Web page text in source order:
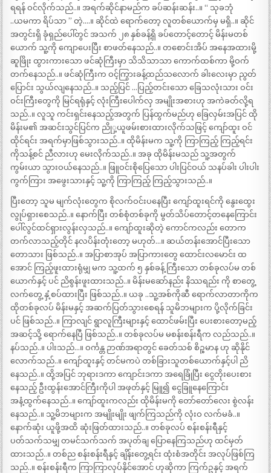
ရရန် ဝင်လိုက်သည်..။ အရက်ဆိုင်နာမည်က ခပ်ဆန်းဆန်း..။ “ သုခဘုံ
..ယမကာ ရိပ်သာ ” တဲ့….။ ဆိုင်ထဲ ရောက်တော့ လူတစ်ယောက်မှ မရှိ..။ ဆိုင်
အတွင်းရှိ ခုံရှည်ပေါ်တွင် အသက် ၂၈ နှစ်ခန့်ရှိ ခပ်တောင့်တောင့် မိန်းမတစ်
ယောက် သူ့ကို ကျောပေးပြီး စာဖတ်နေသည်..။ တစောင်းအိပ် အနေအထားမို့
ဆူဖြိုး ထွားကားသော ဖင်ဆုံကြီးမှာ သိသိသာသာ ကောက်ထစ်ကာ မို့ဝက်
တက်နေသည်..။ ဖင်ဆုံကြီးက ဝင့်ကြွားခန့်ထည်သလောက် ခါးလေးမှာ ညွတ်
ပြောင်း သွယ်လျနေသည်..။ သည့်ပြင် …ပြည့်တင်းသော ခြေသလုံးသား ဝင်း
ဝင်းကြီးတွေကို မြင်ရရုံနှင့် လုံးကြီးပေါက်လှ အမျိုးအစားဟု အကဲခတ်လို့ရ
သည်..။ လူသူ ကင်းရှင်းနေသည့်အတွက် ပြန်ထွက်မည်ဟု ခြေလှမ်းအပြင် ထို
မိန်းမ၏ အဆင်းသွင်ပြင်က ညိုှ့ယူဖမ်းစားထားလိုက်သဖြင့် ကျော်ထူး ဝင်
ထိုင်ရင်း အရက်မှာဖြစ်သွားသည်..။ ထိုမိန်းမက သူ့ကို ကြာကြည့် ကြည့်ရင်း
ကိုသန့်စင် ညီလားဟု မေးလိုက်သည်..။ အခု ထိုမိန်းမသည် သူ့အတွက်
ကွမ်းယာ သွားဝယ်နေသည်..။ ဖြူဝင်းစိုပြေသော ပါးပြင်ဝယ် သနပ်ခါး ပါးပါး
ကွက်ကြား အဖွေးသားနှင့် သူ့ကို ကြာကြည့် ကြည့်သွားသည်..။
ပြီးတော့ သူမ မျက်လုံးတွေက စိုလက်ဝင်းပနေပြီး ကျော်ထူးရင်ကို နွေးထွေး
လွုပ်ရှားစေသည်..။ နောက်ပြီး တစ်စုံတစ်ခုကို မွတ်သိပ်တောင့်တနေကြောင်း
ပေါ်လွင်ထင်ရှားလွန်းလှသည်..။ ကျော်ထူးဆိုတဲ့ ကောင်ကလည်း တောက
တက်လာသည့်တိုင် နလပိန်းတုံးတော့ မဟုတ်…။ ဆယ်တန်းအောင်ပြီးသော
တောသား ဖြစ်သည်..။ အပြာစာအုပ် အပြာကားတွေ ထောင်းလမောင်း ထ
အောင် ကြည့်ဖူးထားရုံမျှ မက သူ့ထက် ၅ နှစ်ခန့် ကြီးသော တစ်ခုလပ်မ တစ်
ယောက်နှင့် ပင် ညိစွန်းဖူးထားသည်..။ မိန်းမဆော်နည်း နိဿရည်း ကို စာတွေ့
လက်တွေ့ နှံ့စပ်ထားပြီး ဖြစ်သည်..။ ယခု ..သူ့အစ်ကိုဆီ ရောက်လာတာကိုက
ထိုတစ်ခုလပ် မိန်းမနှင့် အဆက်ပြတ်သွားစေရန် သူမိဘများက ပို့လိုက်ခြင်း
ပင် ဖြစ်သည်..။ ကြာလျင် ရွာလူကြီးများနှင့် ထောင်ဖမ်းပြီး ပေးစားတော့မည့်
အဆင့်သို့ ရောက်နေပြီ ဖြစ်သည်..။ တစ်ခုလပ်မ မစန်းစန်းရီက လည်သည်..။
နပ်သည်..။ ပါးသည်…။ ဝင်္ကန္တ ဉာဏ်အရာတွင် ခေတ်သစ် စိဉ္စမာန ဟု ဆိုနိုင်
လောက်သည်..။ ကျော်ထူးနှင့် တင်မကပဲ တစ်ခြားသူတစ်ယောက်နှင့်ပါ ညိ
နေသည်..။ ထို့အပြင် ဘုရားဒကာ ကျောင်းဒကာ အရေခြုံပြီး ငွေတိုးပေးစား
နေသည့် ဦးထွန်းအောင်ကြီးကိုပါ အဖုတ်နှင့် မြူ၍ ငွေခြူနေကြောင်း
အနံ့ထွက်နေသည်..။ ကျော်ထူးကလည်း ထိုမိန်းမကို တော်တော်လေး စွဲလန်း
နေသည်..။ သူ့မိဘများက အမျိုးမျိုး ဖျက်ကြသည်ကို လုံးဝ လက်မခံ..။
နောက်ဆုံး ယူဖို့အထိ ဆုံးဖြတ်ထားသည်..။ တစ်ခုလပ် စန်းစန်းရီနှင့်
ပတ်သက်သမျှ တမင်သက်သက် အပုတ်ချ ပြောနေကြသည်ဟု ထင်မှတ်
ထားသည်..။ တစ်ည စန်းစန်းရီနှင့် ချိန်းတွေ့ရင်း ထုံးစံအတိုင်း အလုပ်ဖြစ်ကြ
သည်..။ စန်းစန်းရီက ကြာကြာလုပ်နိုင်အောင် ဟုဆိုကာ ကြက်ဥနှင့် အရက်